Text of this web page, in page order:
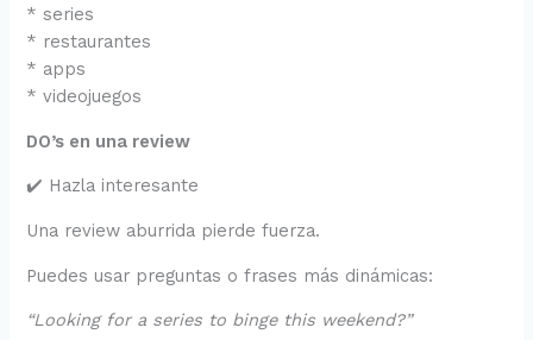
* series
* restaurantes
* apps
* videojuegos
DO’s en una review
✔️ Hazla interesante
Una review aburrida pierde fuerza.
Puedes usar preguntas o frases más dinámicas:
“Looking for a series to binge this weekend?”